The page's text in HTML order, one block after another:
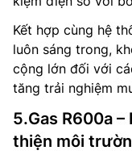
Kết hợp cùng hệ
luôn sáng trong,
cộng lớn đối với
tăng trải nghiệm
5.Gas R600a
thiện môi